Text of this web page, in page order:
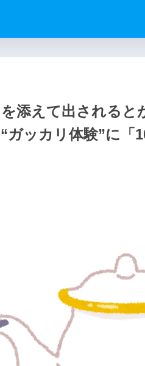
を添えて出される
ガッカリ体験”に「